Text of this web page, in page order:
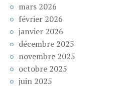
mars 2026
février 2026
janvier 2026
décembre 2025
novembre 2025
octobre 2025
juin 2025